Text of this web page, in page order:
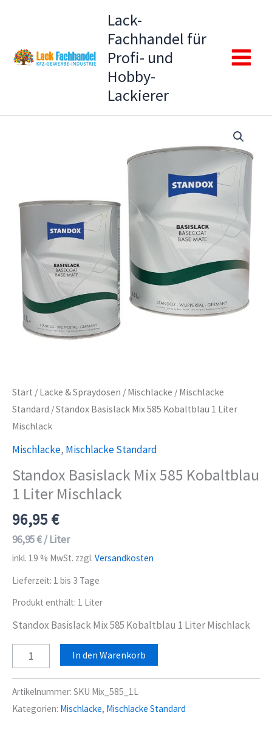
Lack-
Fachhandel für
Profi- und
Hobby-
Lackierer
Main
Start / Lacke & Spraydosen / Mischlacke / Mischlacke
Standard / Standox Basislack Mix 585 Kobaltblau 1 Liter
Mischlack
Mischlacke, Mischlacke Standard
Standox Basislack Mix 585 Kobaltblau
1 Liter Mischlack
96,95€
96,95€/Liter
inkl. 19 % MwSt. zzgl. Versandkosten
Lieferzeit: 1 bis 3 Tage
Produkt enthält: 1 Liter
Standox Basislack Mix 585 Kobaltblau 1 Liter Mischlack
Standox
Basislack
Mix
585
In den Warenkorb
Artikelnummer: SKU Mix_585_1L
Kategorien: Mischlacke, Mischlacke Standard